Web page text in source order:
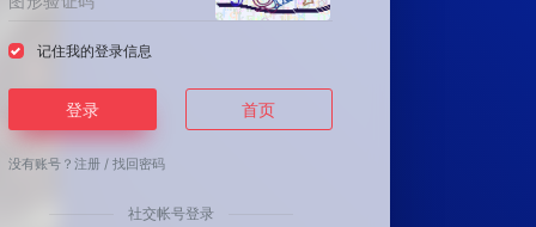
记住我的登录信息
登录 首页
没有账号？注册 /找回密码
社交帐号登录